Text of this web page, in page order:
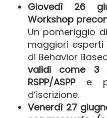
Giovedì 26
Workshop
Un pomeriggio
maggiori esperti
di Behavior
validi come 3
RSPP/ASPPe
d’iscrizione.
Venerdì 27